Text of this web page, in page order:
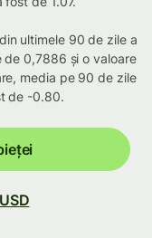
ultimele 90 de zile a
de 0,7886 și o valoare
media pe 90 de zile
de -0.80.